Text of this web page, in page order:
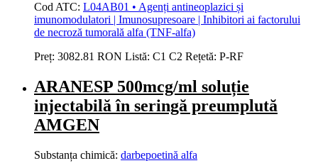
Cod ATC: L04AB01 • Agenți antineoplazici și
imunomodulatori | Imunosupresoare | Inhibitori ai factorului
de necroză tumorală alfa (TNF-alfa)
Preț: 3082.81 RON Listă: C1 C2 Rețetă: P-RF
ARANESP 500mcg/ml soluție
injectabilă în seringă preumplută
AMGEN
Substanța chimică: darbepoetină alfa